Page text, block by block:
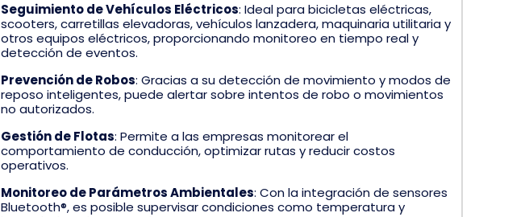
Seguimiento de Vehículos Eléctricos: Ideal para bicicletas eléctricas,
scooters, carretillas elevadoras, vehículos lanzadera, maquinaria utilitaria y
otros equipos eléctricos, proporcionando monitoreo en tiempo real y
detección de eventos.
Prevención de Robos: Gracias a su detección de movimiento y modos de
reposo inteligentes, puede alertar sobre intentos de robo o movimientos
no autorizados.
Gestión de Flotas: Permite a las empresas monitorear el
comportamiento de conducción, optimizar rutas y reducir costos
operativos.
Monitoreo de Parámetros Ambientales: Con la integración de sensores
Bluetooth®, es posible supervisar condiciones como temperatura y